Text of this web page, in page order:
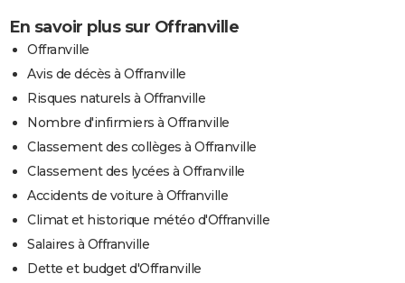
En savoir plus sur Offranville
Offranville
Avis de décès à Offranville
Risques naturels à Offranville
Nombre d'infirmiers à Offranville
Classement des collèges à Offranville
Classement des lycées à Offranville
Accidents de voiture à Offranville
Climat et historique météo d'Offranville
Salaires à Offranville
Dette et budget d'Offranville